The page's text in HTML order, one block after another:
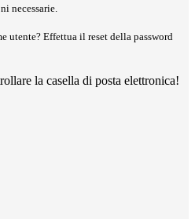
necessarie.
utente? Effettua il reset della password
la casella di posta elettronica!